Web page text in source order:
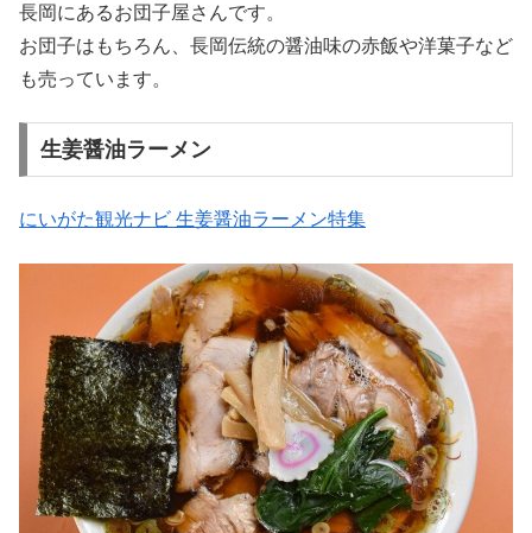
長岡にあるお団子屋さんです。
お団子はもちろん、長岡伝統の醤油味の赤飯や洋菓子など
も売っています。
生姜醤油ラーメン
にいがた観光ナビ 生姜醤油ラーメン特集